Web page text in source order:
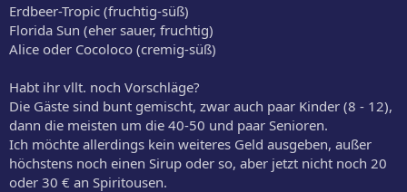
Erdbeer-Tropic (fruchtig-süß)
Florida Sun (eher sauer, fruchtig)
Alice oder Cocoloco (cremig-süß)
Habt ihr vllt. noch Vorschläge?
Die Gäste sind bunt gemischt, zwar auch paar Kinder (8 - 12),
dann die meisten um die 40-50 und paar Senioren.
Ich möchte allerdings kein weiteres Geld ausgeben, außer
höchstens noch einen Sirup oder so, aber jetzt nicht noch 20
oder 30 € an Spiritousen.